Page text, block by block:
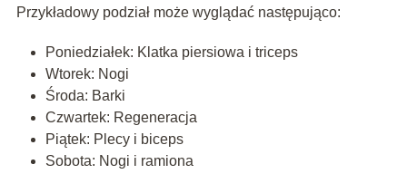
Przykładowy podział może wyglądać następująco:
Poniedziałek: Klatka piersiowa i triceps
Wtorek: Nogi
Środa: Barki
Czwartek: Regeneracja
Piątek: Plecy i biceps
Sobota: Nogi i ramiona